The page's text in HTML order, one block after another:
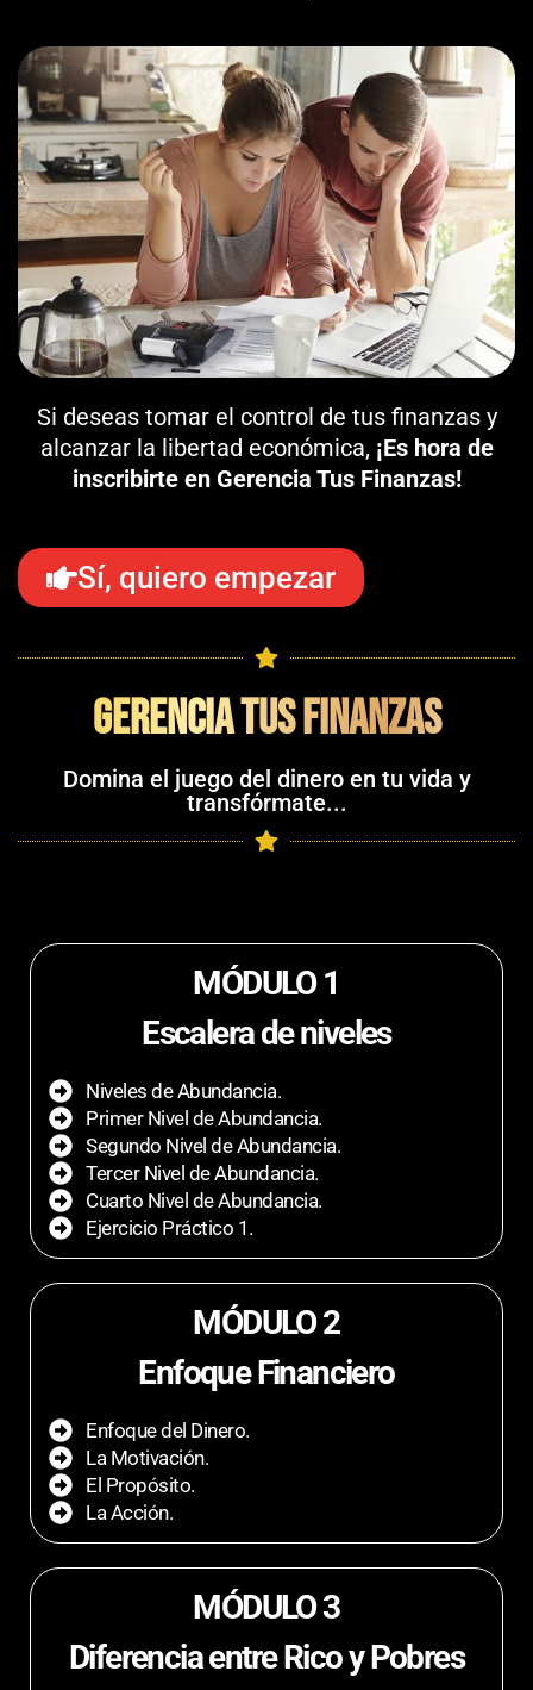
Si deseas tomar el control de tus finanzas y
alcanzar la libertad económica, ¡Es hora de
inscribirte en Gerencia Tus Finanzas!
Sí, quiero empezar
gerencia tus finanzas
Domina el juego del dinero en tu vida y
transfórmate...
MÓDULO 1
Escalera de niveles
Niveles de Abundancia.
Primer Nivel de Abundancia.
Segundo Nivel de Abundancia.
Tercer Nivel de Abundancia.
Cuarto Nivel de Abundancia.
Ejercicio Práctico 1.
MÓDULO 2
Enfoque Financiero
Enfoque del Dinero.
La Motivación.
El Propósito.
La Acción.
MÓDULO 3
Diferencia entre Rico y Pobres